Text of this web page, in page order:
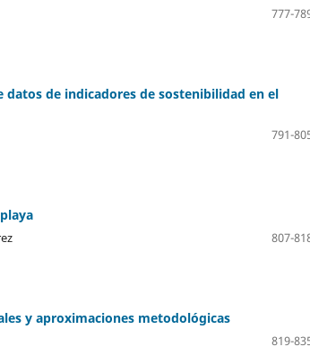
777-
de indicadores de sostenibilidad en el
791-
807-
y aproximaciones metodológicas
819-